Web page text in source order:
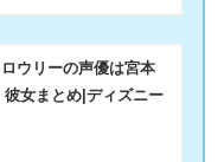
ウリーの声優は宮本
女まとめ|ディズニー